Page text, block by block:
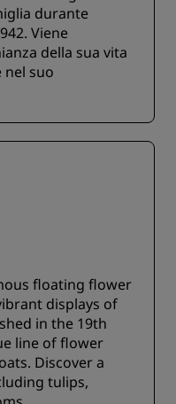
durante
Viene
della sua vita
nel suo
floating flower
displays of
in the 19th
line of flower
Discover a
tulips,